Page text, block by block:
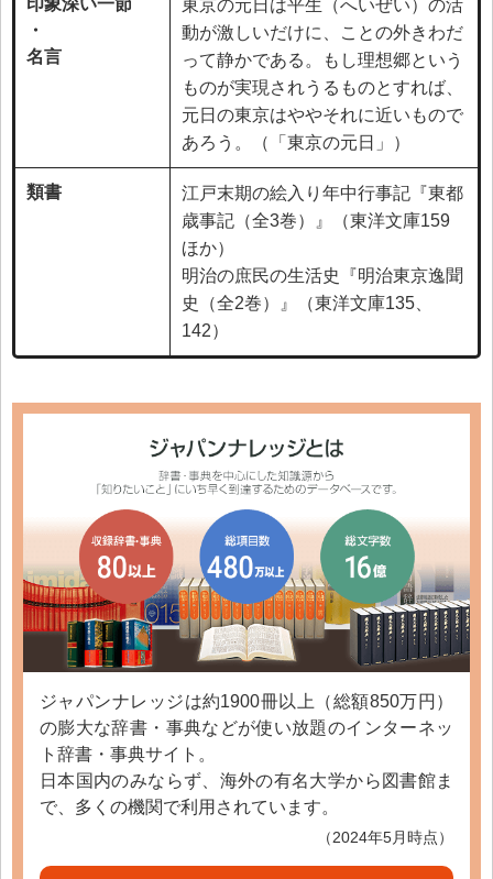
印象深い一節
・
名言
東京の元日は平生（へいぜい）の活
動が激しいだけに、ことの外きわだ
って静かである。もし理想郷という
ものが実現されうるものとすれば、
元日の東京はややそれに近いもので
あろう。（「東京の元日」）
類書
江戸末期の絵入り年中行事記『東都
歳事記（全3巻）』（東洋文庫159
ほか）
明治の庶民の生活史『明治東京逸聞
史（全2巻）』（東洋文庫135、
142）
ジャパンナレッジは約1900冊以上（総額850万円）
の膨大な辞書・事典などが使い放題のインターネッ
ト辞書・事典サイト。
日本国内のみならず、海外の有名大学から図書館ま
で、多くの機関で利用されています。
（2024年5月時点）